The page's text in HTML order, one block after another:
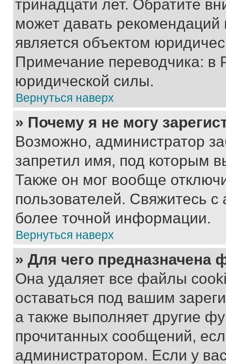
тринадцати лет. Обратите
может давать
является объектом
Примечание переводчика: в
юридической силы.
Вернуться наверх
» Почему я не могу
Возможно, администратор
запретил имя, под которым
Также он мог вообще
пользователей. Свяжитесь
более точной информации.
Вернуться наверх
» Для чего предназначена
Она удаляет все файлы
оставаться под вашим
а также выполняет другие
прочитанных сообщений,
администратором. Если у